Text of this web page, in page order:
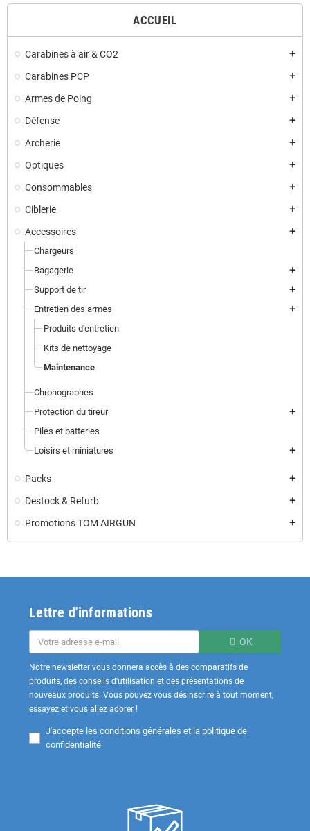
ACCUEIL
Carabines à air & CO2 add
Carabines PCP add
Armes de Poing add
Défense add
Archerie add
Optiques add
Consommables add
Ciblerie add
Accessoires add
Chargeurs
Bagagerie
add
Support de tir add
Entretien des armes add
Produits d'entretien
Kits de nettoyage
Maintenance
Chronographes
Protection du tireur
add
Piles et batteries
Loisirs et miniatures
add
Packs add
Destock & Refurb add
Promotions TOM AIRGUN add
Lettre d'informations
OK
Notre newsletter vous donnera accès à des comparatifs de
produits, des conseils d'utilisation et des présentations de
nouveaux produits. Vous pouvez vous désinscrire à tout moment,
essayez et vous allez adorer !
J'accepte les conditions générales et la politique de
confidentialité